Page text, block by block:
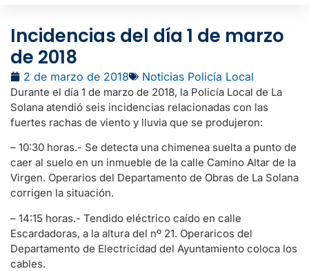
Incidencias del día 1 de marzo
de 2018
2 de marzo de 2018 Noticias Policía Local
Durante el día 1 de marzo de 2018, la Policía Local de La
Solana atendió seis incidencias relacionadas con las
fuertes rachas de viento y lluvia que se produjeron:
– 10:30 horas.- Se detecta una chimenea suelta a punto de
caer al suelo en un inmueble de la calle Camino Altar de la
Virgen. Operarios del Departamento de Obras de La Solana
corrigen la situación.
– 14:15 horas.- Tendido eléctrico caído en calle
Escardadoras, a la altura del nº 21. Operaricos del
Departamento de Electricidad del Ayuntamiento coloca los
cables.